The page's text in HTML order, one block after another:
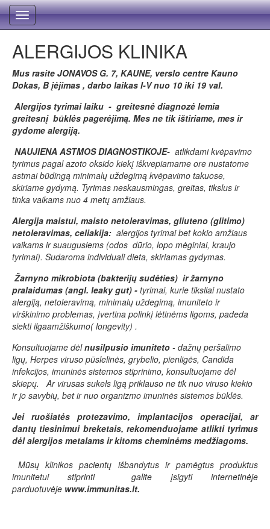
Toggle
navigation
ALERGIJOS KLINIKA
Mus rasite JONAVOS G. 7, KAUNE, verslo centre Kauno
Dokas, B įėjimas , darbo laikas I-V nuo 10 iki 19 val.
Alergijos tyrimai laiku - greitesnė diagnozė lemia
greitesnį būklės pagerėjimą. Mes ne tik ištiriame, mes ir
gydome alergiją.
NAUJIENA ASTMOS DIAGNOSTIKOJE- atlikdami kvėpavimo
tyrimus pagal azoto oksido kiekį iškvepiamame ore nustatome
astmai būdingą minimalų uždegimą kvėpavimo takuose,
skiriame gydymą. Tyrimas neskausmingas, greitas, tikslus ir
tinka vaikams nuo 4 metų amžiaus.
Alergija maistui, maisto netoleravimas, gliuteno (glitimo)
netoleravimas, celiakija: alergijos tyrimai bet kokio amžiaus
vaikams ir suaugusiems (odos dūrio, lopo mėginiai, kraujo
tyrimai). Sudaroma individuali dieta, skiriamas gydymas.
Žarnyno mikrobiota (bakterijų sudėties) ir žarnyno
pralaidumas (angl. leaky gut) - tyrimai, kurie tiksliai nustato
alergiją, netoleravimą, minimalų uždegimą, imuniteto ir
virškinimo problemas, įvertina polinkį lėtinėms ligoms, padeda
siekti ilgaamžiškumo( longevity) .
Konsultuojame dėlnusilpusio imuniteto - dažnų peršalimo
ligų, Herpes viruso pūslelinės, grybelio, pienligės, Candida
infekcijos, imuninės sistemos stiprinimo, konsultuojame dėl
skiepų.
Ar virusas sukels ligą priklauso ne tik nuo viruso kiekio
ir jo savybių, bet ir nuo organizmo imuninės sistemos būklės.
Jei ruošiatės protezavimo, implantacijos operacijai, ar
dantų tiesinimui breketais, rekomenduojame atlikti tyrimus
dėl alergijos metalams ir kitoms cheminėms medžiagoms.
Mūsų klinikos pacientų išbandytus ir pamėgtus produktus
imunitetui stiprinti galite įsigyti internetinėje
parduotuvėje www.immunitas.lt.